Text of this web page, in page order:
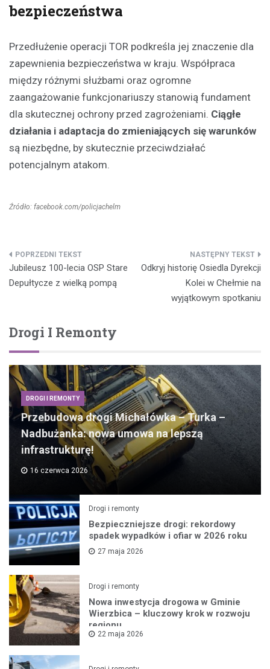
bezpieczeństwa
Przedłużenie operacji TOR podkreśla jej znaczenie dla
zapewnienia bezpieczeństwa w kraju. Współpraca
między różnymi służbami oraz ogromne
zaangażowanie funkcjonariuszy stanowią fundament
dla skutecznej ochrony przed zagrożeniami. Ciągłe
działania i adaptacja do zmieniających się warunków
są niezbędne, by skutecznie przeciwdziałać
potencjalnym atakom.
Źródło: facebook.com/policjachelm
Nawigacja
wpisu
Jubileusz 100-lecia OSP Stare
Depułtycze z wielką pompą
Odkryj historię Osiedla Dyrekcji
Kolei w Chełmie na
wyjątkowym spotkaniu
Drogi I Remonty
DROGI I REMONTY
Przebudowa drogi Michałówka – Turka –
Nadbużanka: nowa umowa na lepszą
infrastrukturę!
16 czerwca 2026
Drogi i remonty
Bezpieczniejsze drogi: rekordowy
spadek wypadków i ofiar w 2026 roku
27 maja 2026
Drogi i remonty
Nowa inwestycja drogowa w Gminie
Wierzbica – kluczowy krok w rozwoju
regionu
22 maja 2026